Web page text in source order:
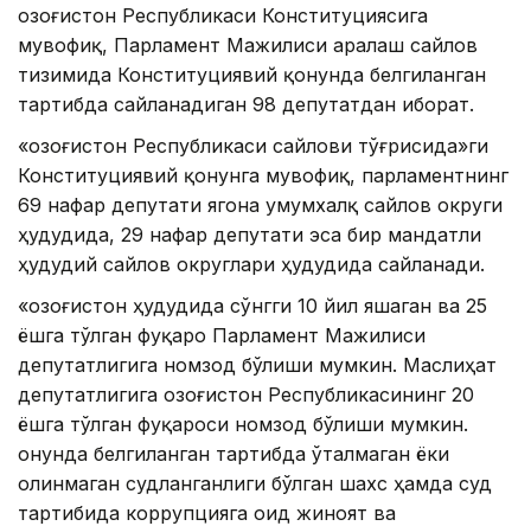
Қозоғистон Республикаси Конституциясига
мувофиқ, Парламент Мажилиси аралаш сайлов
тизимида Конституциявий қонунда белгиланган
тартибда сайланадиган 98 депутатдан иборат.
«Қозоғистон Республикаси сайлови тўғрисида»ги
Конституциявий қонунга мувофиқ, парламентнинг
69 нафар депутати ягона умумхалқ сайлов округи
ҳудудида, 29 нафар депутати эса бир мандатли
ҳудудий сайлов округлари ҳудудида сайланади.
«Қозоғистон ҳудудида сўнгги 10 йил яшаган ва 25
ёшга тўлган фуқаро Парламент Мажилиси
депутатлигига номзод бўлиши мумкин. Маслиҳат
депутатлигига Қозоғистон Республикасининг 20
ёшга тўлган фуқароси номзод бўлиши мумкин.
Қонунда белгиланган тартибда ўталмаган ёки
олинмаган судланганлиги бўлган шахс ҳамда суд
тартибида коррупцияга оид жиноят ва